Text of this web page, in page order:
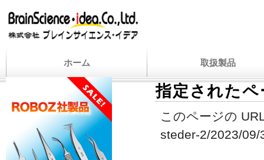
ホーム 取扱製品
指定された
このページの
steder-2/2023/